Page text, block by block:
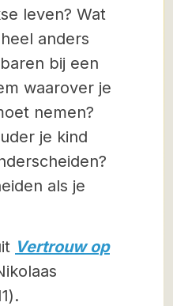
leven? Wat
anders
bij een
waarover je
nemen?
je kind
als je
Vertrouw op